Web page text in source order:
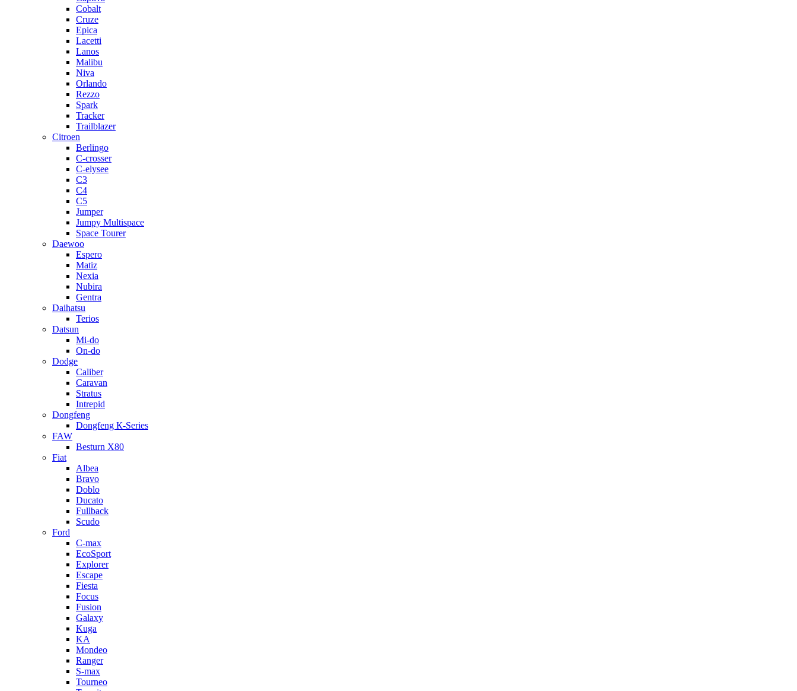
Cobalt
Cruze
Epica
Lacetti
Lanos
Malibu
Niva
Orlando
Rezzo
Spark
Tracker
Trailblazer
Citroen
Berlingo
C-crosser
C-elysee
C3
C4
C5
Jumper
Jumpy Multispace
Space Tourer
Daewoo
Espero
Matiz
Nexia
Nubira
Gentra
Daihatsu
Terios
Datsun
Mi-do
On-do
Dodge
Caliber
Caravan
Stratus
Intrepid
Dongfeng
Dongfeng К-Series
FAW
Besturn Х80
Fiat
Albea
Bravo
Doblo
Ducato
Fullback
Scudo
Ford
C-max
EcoSport
Explorer
Escape
Fiesta
Focus
Fusion
Galaxy
Kuga
KA
Mondeo
Ranger
S-max
Tourneo